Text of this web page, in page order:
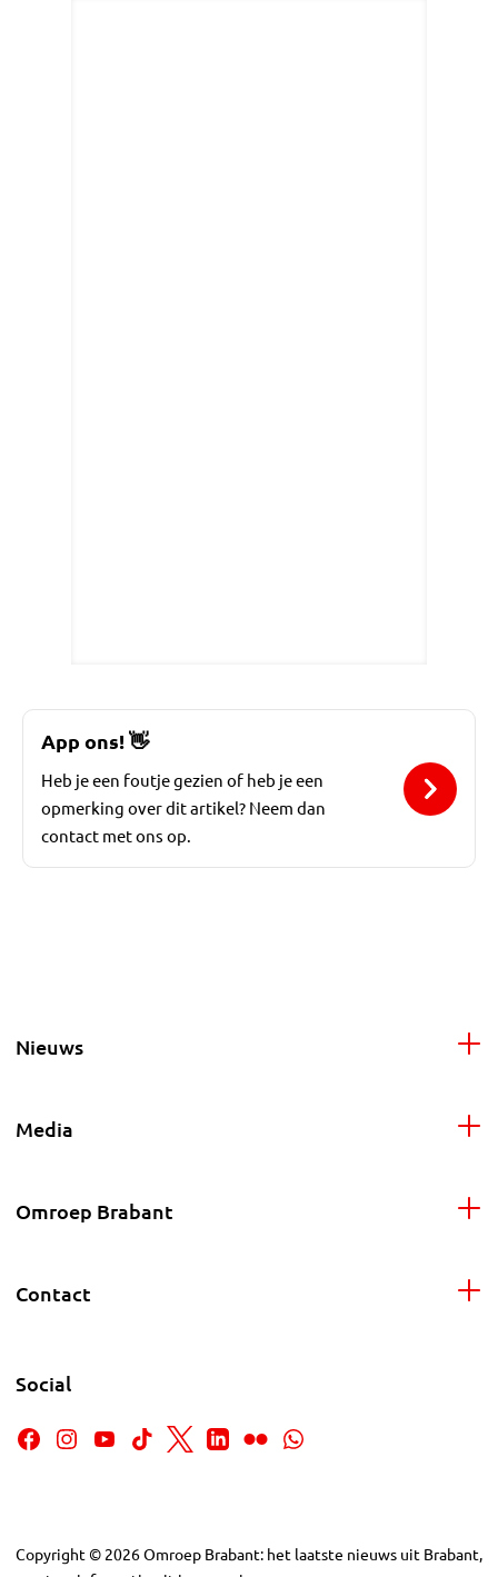
App ons!👋
Heb je een foutje gezien of heb je een
opmerking over dit artikel? Neem dan
contact met ons op.
Nieuws
Media
Omroep Brabant
Contact
Social
Copyright © 2026Omroep Brabant: het laatste nieuws uit Brabant,